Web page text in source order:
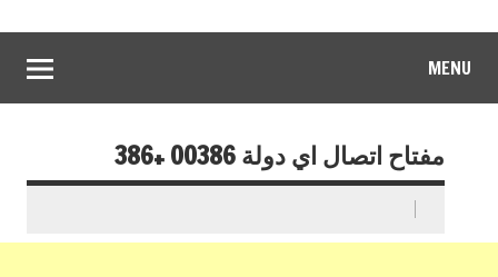
MENU
مفتاح اتصال اي دولة 00386 +386